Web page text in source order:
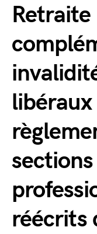
Retraite
libéraux
sections
réécrits